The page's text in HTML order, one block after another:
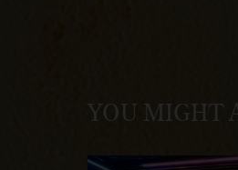
YOU MIGHT